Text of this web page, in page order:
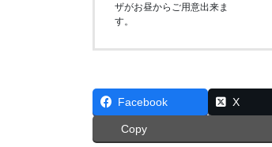
ザがお昼からご用意出来ま
す。
Facebook X
Copy